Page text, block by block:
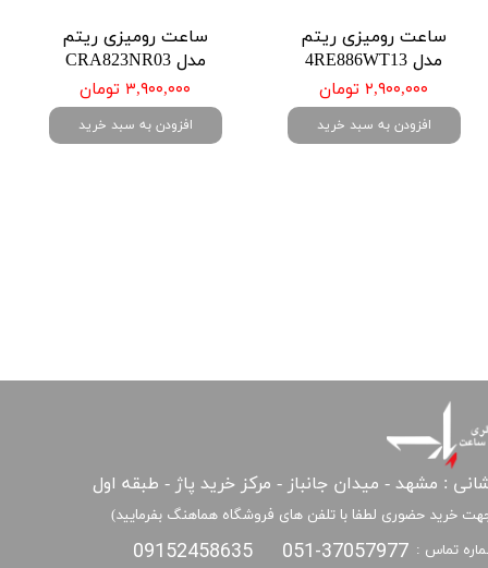
ساعت رومیزی ریتم
مدل 4RE886WT13
۲,۹۰۰,۰۰۰ تومان
افزودن به سبد خرید
ساعت رومیزی ریتم
مدل CRA823NR03
۳,۹۰۰,۰۰۰ تومان
افزودن به سبد خرید
: مشهد - میدان جانباز - مرکز خرید پاژ - طبقه اول
تماس : 051-37057977
خرید حضوری لطفا با تلفن های فروشگاه هماهنگ بفرمایید)
09152458635